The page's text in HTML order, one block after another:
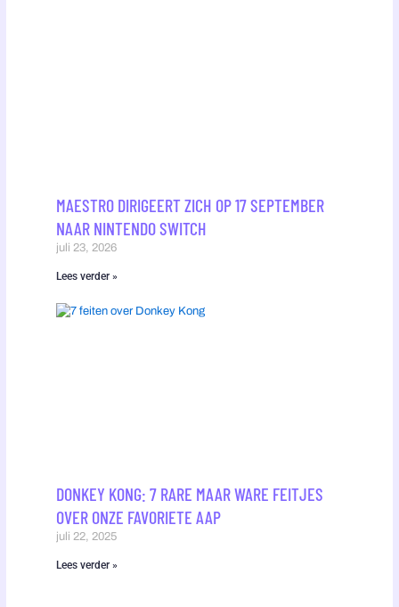
MAESTRO DIRIGEERT ZICH OP 17 SEPTEMBER
NAAR NINTENDO SWITCH
juli 23, 2026
Lees verder »
DONKEY KONG: 7 RARE MAAR WARE FEITJES
OVER ONZE FAVORIETE AAP
juli 22, 2025
Lees verder »